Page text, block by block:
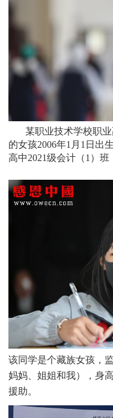
某职业技术学校职
的女孩2006年1月1日 出
高中2021级会计（1）班
该同学是个藏族女孩，
妈妈、姐姐和我），身
援助。